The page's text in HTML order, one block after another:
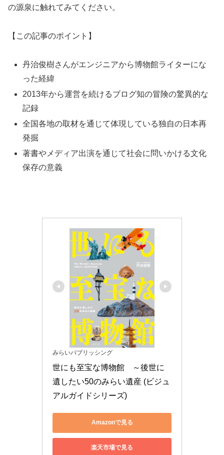
の源泉に触れてみてください。
【この記事のポイント】
丹治俊樹さんがエンジニアから博物館ライターにな
った経緯
2013年から運営を続けるブログ知の冒険の驚異的な
記録
全国各地の取材を通じて体現している独自の日本再
発掘
著書やメディア出演を通じて社会に問いかける文化
保存の意義
みらいパブリッシング
世にも至宝な博物館　～後世に
遺したい50のみらい遺産 (ビジュ
アルガイドシリーズ)
Amazonで見る
楽天市場で見る